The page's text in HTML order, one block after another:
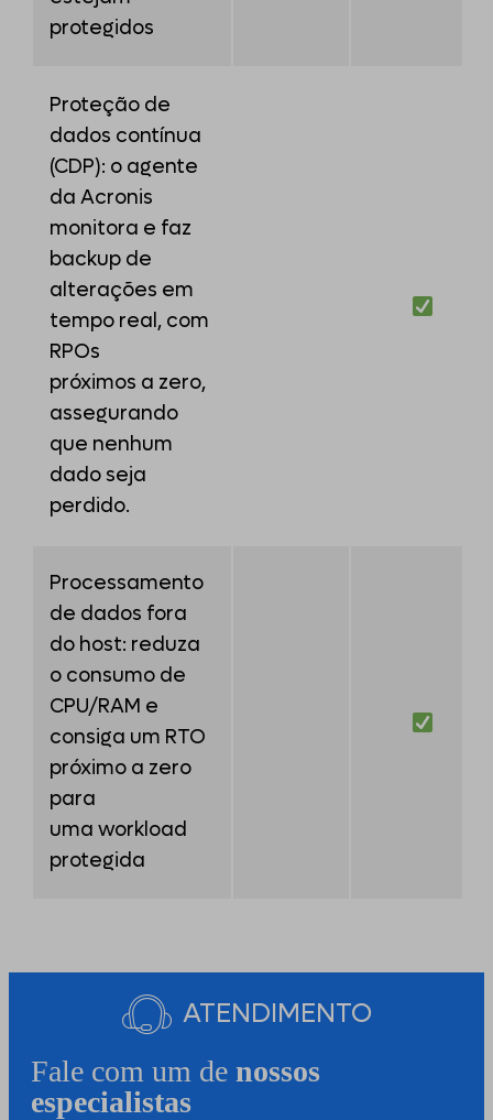
protegidos
Proteção de
dados contínua
(CDP): o agente
da Acronis
monitora e faz
backup de
alterações em
tempo real, com
RPOs
próximos a zero,
assegurando
que nenhum
dado seja
perdido.
Processamento
de dados fora
do host: reduza
o consumo de
CPU/RAM e
consiga um RTO
próximo a zero
para
uma workload
protegida
ATENDIMENTO
Fale com um de nossos
especialistas